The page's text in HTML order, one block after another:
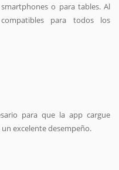
o para tables. Al
para todos los
para que la app cargue
excelente desempeño.